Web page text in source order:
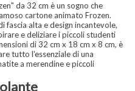
da 32 cm è un sogno che
cartone animato Frozen.
fascia alta e design incantevole,
e deliziare i piccoli studenti
di 32 cm x 18 cm x 8 cm, è
tutto l'essenziale di una
a merendine e piccoli